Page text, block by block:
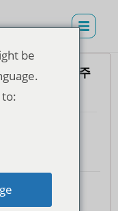
티켓(태국 거주
be